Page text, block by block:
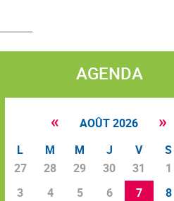
AGENDA
« AOÛT 2026 »
L M M J V S
27
28 29 30 31 1
3
4 5 6 7 8